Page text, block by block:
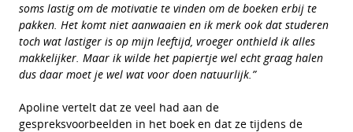
soms lastig om de motivatie te vinden om de boeken erbij te
pakken. Het komt niet aanwaaien en ik merk ook dat studeren
toch wat lastiger is op mijn leeftijd, vroeger onthield ik alles
makkelijker. Maar ik wilde het papiertje wel echt graag halen
dus daar moet je wel wat voor doen natuurlijk.”
Apoline vertelt dat ze veel had aan de
gespreksvoorbeelden in het boek en dat ze tijdens de